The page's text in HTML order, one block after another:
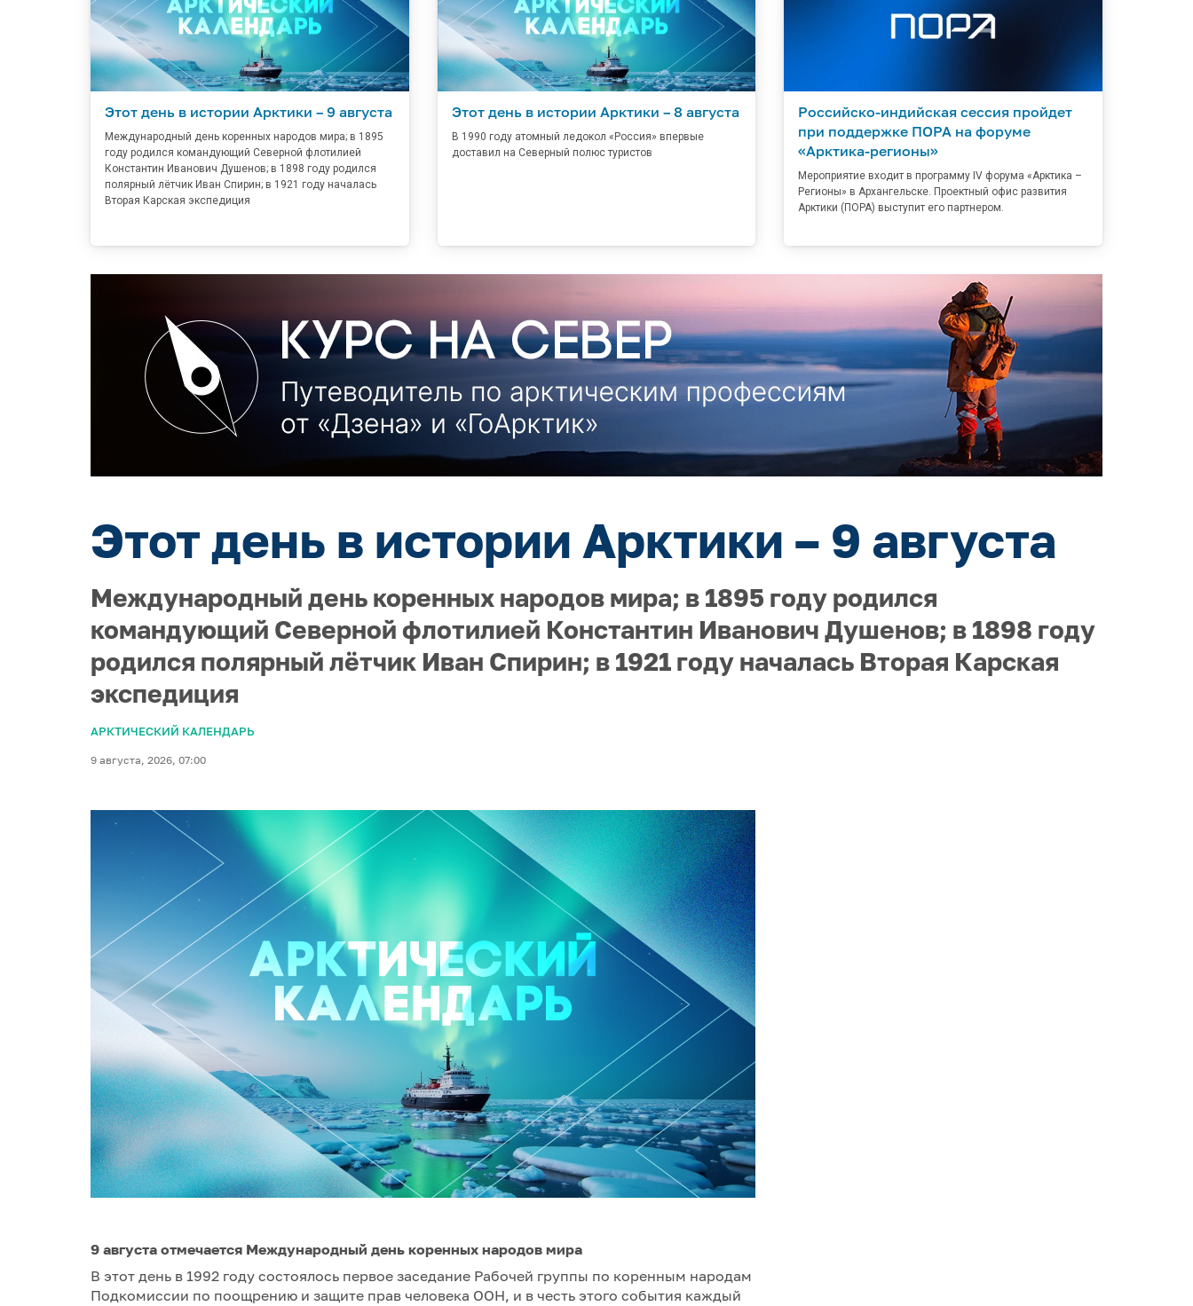
Этот день в истории Арктики – 9 августа
Международный день коренных народов мира; в 1895
году родился командующий Северной флотилией
Константин Иванович Душенов; в 1898 году родился
полярный лётчик Иван Спирин; в 1921 году началась
Вторая Карская экспедиция
Этот день в истории Арктики – 8 августа
В 1990 году атомный ледокол «Россия» впервые
доставил на Северный полюс туристов
Российско-индийская сессия пройдет
при поддержке ПОРА на форуме
«Арктика-регионы»
Мероприятие входит в программу IV форума «Арктика –
Регионы» в Архангельске. Проектный офис развития
Арктики (ПОРА) выступит его партнером.
Этот день в истории Арктики – 9 августа
Международный день коренных народов мира; в 1895 году родился
командующий Северной флотилией Константин Иванович Душенов; в 1898 году
родился полярный лётчик Иван Спирин; в 1921 году началась Вторая Карская
экспедиция
АРКТИЧЕСКИЙ КАЛЕНДАРЬ
9 августа, 2026, 07:00
9 августа отмечается Международный день коренных народов мира
В этот день в 1992 году состоялось первое заседание Рабочей группы по коренным народам
Подкомиссии по поощрению и защите прав человека ООН, и в честь этого события каждый